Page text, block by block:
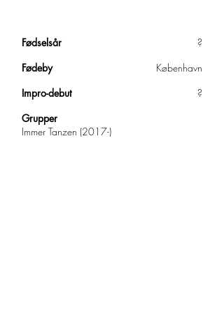
Immer Tanzen (2017-)
Grupper
?
Impro-debut
København
Fødeby
?
Fødselsår